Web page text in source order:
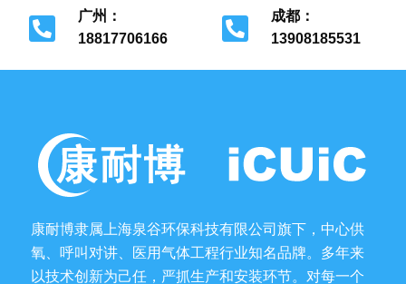
广州：
18817706166
成都：
13908185531
康耐博隶属上海泉谷环保科技有限公司旗下，中心供
氧、呼叫对讲、医用气体工程行业知名品牌。多年来
以技术创新为己任，严抓生产和安装环节。对每一个